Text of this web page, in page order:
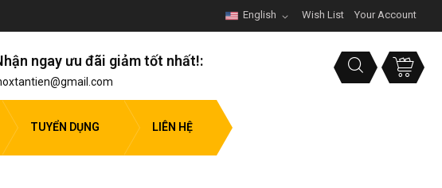
Wish List Your Account
English
ngay ưu đãi giảm tốt nhất!:
TUYỂN DỤNG LIÊN HỆ